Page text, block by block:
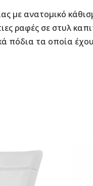
με ανατομικό
ραφές σε στυλ
πόδια τα οποία